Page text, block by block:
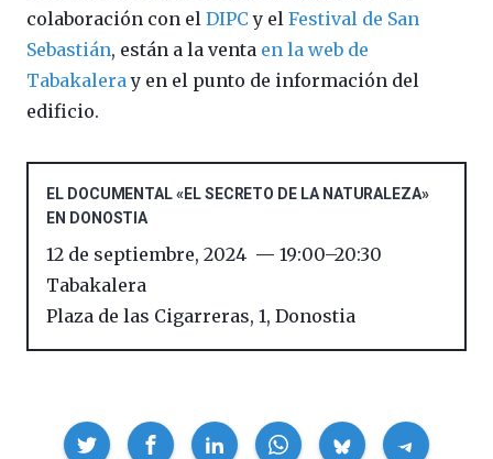
colaboración con el DIPCy el Festival de San
Sebastián, están a la venta en la web de
Tabakalera y en el punto de información del
edificio.
EL DOCUMENTAL «EL SECRETO DE LA NATURALEZA»
EN DONOSTIA
12 de septiembre, 2024 19:00–20:30
Tabakalera
Plaza de las Cigarreras, 1, Donostia
Compartir